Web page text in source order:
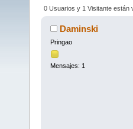
0 Usuarios y 1 Visitante están
Daminski
Pringao
Mensajes: 1